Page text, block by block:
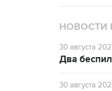
НОВОСТИ
30 августа
Два
30 августа